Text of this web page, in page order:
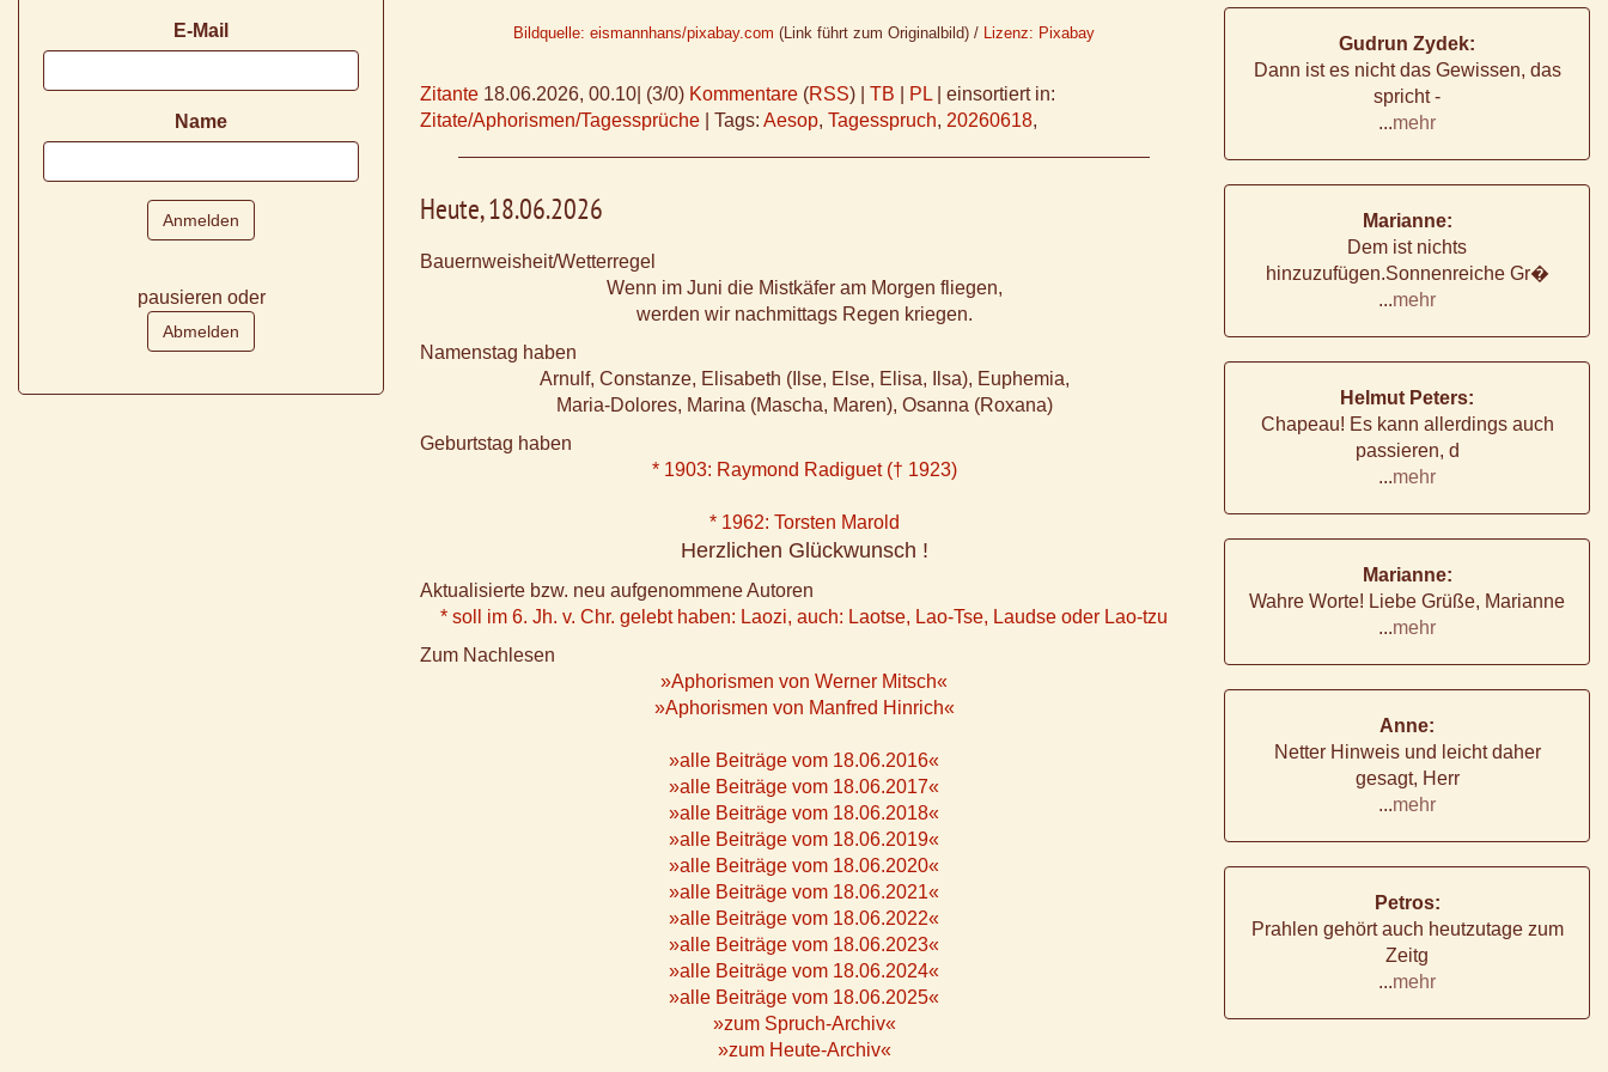
Bildquelle: eismannhans/pixabay.com (Link führt zum Originalbild) / Lizenz: Pixabay
Zitante 18.06.2026, 00.10 (3/0) Kommentare (RSS) | TB PL
einsortiert in:
Zitate/Aphorismen/Tagessprüche
Tags: Aesop, Tagesspruch, 20260618,
Heute, 18.06.2026
Bauernweisheit/Wetterregel
Wenn im Juni die Mistkäfer am Morgen fliegen,
werden wir nachmittags Regen kriegen.
Namenstag haben
Arnulf, Constanze, Elisabeth (Ilse, Else, Elisa, Ilsa), Euphemia,
Maria-Dolores, Marina (Mascha, Maren), Osanna (Roxana)
Geburtstag haben
* 1903: Raymond Radiguet († 1923)
* 1962: Torsten Marold
Herzlichen Glückwunsch !
Aktualisierte bzw. neu aufgenommene Autoren
* soll im 6. Jh. v. Chr. gelebt haben: Laozi, auch: Laotse, Lao-Tse, Laudse oder Lao-tzu
Zum Nachlesen
»Aphorismen von Werner Mitsch«
»Aphorismen von Manfred Hinrich«
»alle Beiträge vom 18.06.2016«
»alle Beiträge vom 18.06.2017«
»alle Beiträge vom 18.06.2018«
»alle Beiträge vom 18.06.2019«
»alle Beiträge vom 18.06.2020«
»alle Beiträge vom 18.06.2021«
»alle Beiträge vom 18.06.2022«
»alle Beiträge vom 18.06.2023«
»alle Beiträge vom 18.06.2024«
»alle Beiträge vom 18.06.2025«
»zum Spruch-Archiv«
»zum Heute-Archiv«
E-Mail
Name
pausieren oder
Gudrun Zydek:
Dann ist es nicht das Gewissen, das
spricht -
...mehr
Marianne:
Dem ist nichts
hinzuzufügen.Sonnenreiche Gr�
...mehr
Helmut Peters:
Chapeau! Es kann allerdings auch
passieren, d
...mehr
Marianne:
Wahre Worte! Liebe Grüße, Marianne
...mehr
Anne:
Netter Hinweis und leicht daher
gesagt, Herr
...mehr
Petros:
Prahlen gehört auch heutzutage zum
Zeitg
...mehr